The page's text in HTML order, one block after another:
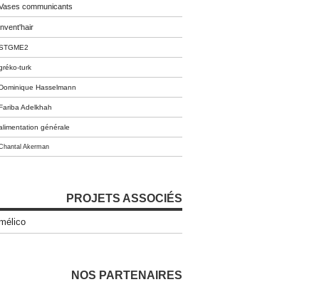
communicants
turk
Hasselmann
Adelkhah
générale
Akerman
PROJETS ASSOCIÉS
NOS PARTENAIRES